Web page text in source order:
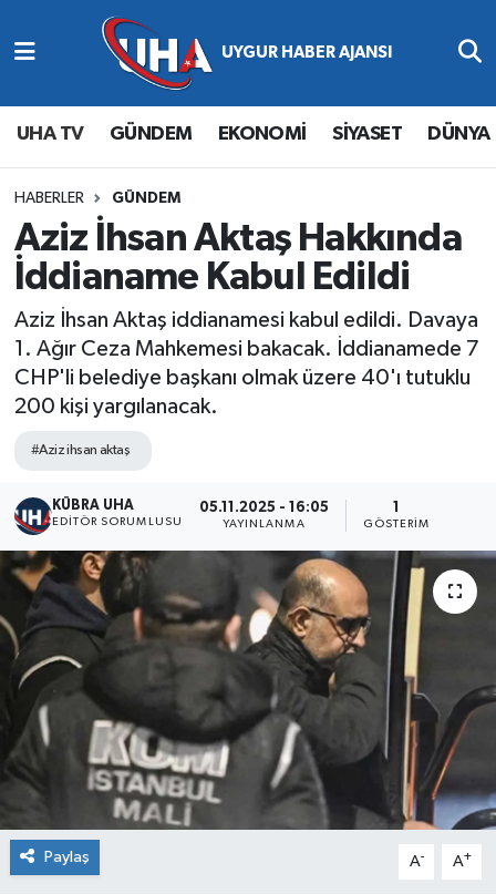
UHA TV GÜNDEM EKONOMİ SİYASET DÜNYA
HABERLER GÜNDEM
Aziz İhsan Aktaş Hakkında
İddianame Kabul Edildi
Aziz İhsan Aktaş iddianamesi kabul edildi. Davaya
1. Ağır Ceza Mahkemesi bakacak. İddianamede 7
CHP'li belediye başkanı olmak üzere 40'ı tutuklu
200 kişi yargılanacak.
#Aziz ihsan aktaş
KÜBRA UHA
EDİTÖR SORUMLUSU
05.11.2025 - 16:05
YAYINLANMA GÖSTERIM
Paylaş A- A+
Abone Ol
Gündem
Ekonomi
Magazin
Siyaset
Spor
Yaşam
Nöbetçi Eczaneler
Hava Durumu
Namaz Vakitleri
Trafik Durumu
Süper Lig Puan Durumu ve Fikstür
Tüm Manşetler
Son Dakika Haberleri